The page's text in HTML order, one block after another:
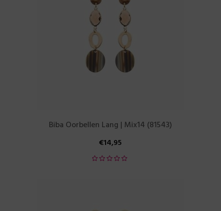
Biba Oorbellen Lang | Mix14 (81543)
€14,95